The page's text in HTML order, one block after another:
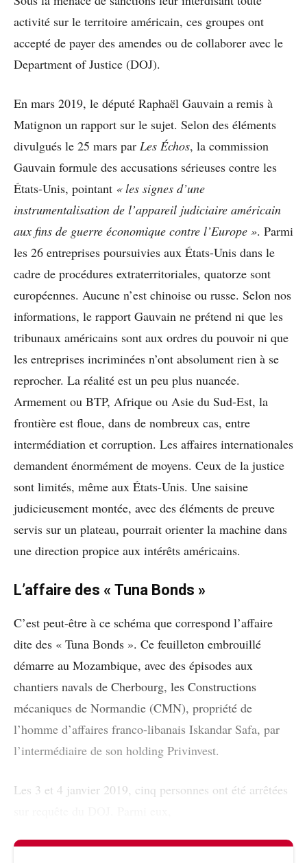
activité sur le territoire américain, ces groupes ont
accepté de payer des amendes ou de collaborer avec le
Department of Justice (DOJ).
En mars 2019, le député Raphaël Gauvain a remis à
Matignon un rapport sur le sujet. Selon des éléments
divulgués le 25 mars par Les Échos, la commission
Gauvain formule des accusations sérieuses contre les
États-Unis, pointant « les signes d’une
instrumentalisation de l’appareil judiciaire américain
aux fins de guerre économique contre l’Europe ». Parmi
les 26 entreprises poursuivies aux États-Unis dans le
cadre de procédures extraterritoriales, quatorze sont
européennes. Aucune n’est chinoise ou russe. Selon nos
informations, le rapport Gauvain ne prétend ni que les
tribunaux américains sont aux ordres du pouvoir ni que
les entreprises incriminées n’ont absolument rien à se
reprocher. La réalité est un peu plus nuancée.
Armement ou BTP, Afrique ou Asie du Sud-Est, la
frontière est floue, dans de nombreux cas, entre
intermédiation et corruption. Les affaires internationales
demandent énormément de moyens. Ceux de la justice
sont limités, même aux États-Unis. Une saisine
judicieusement montée, avec des éléments de preuve
servis sur un plateau, pourrait orienter la machine dans
une direction propice aux intérêts américains.
L’affaire des « Tuna Bonds »
C’est peut-être à ce schéma que correspond l’affaire
dite des « Tuna Bonds ». Ce feuilleton embrouillé
démarre au Mozambique, avec des épisodes aux
chantiers navals de Cherbourg, les Constructions
mécaniques de Normandie (CMN), propriété de
l’homme d’affaires franco-libanais Iskandar Safa, par
l’intermédiaire de son holding Privinvest.
Les 3 et 4 janvier 2019, cinq personnes ont été arrêtées